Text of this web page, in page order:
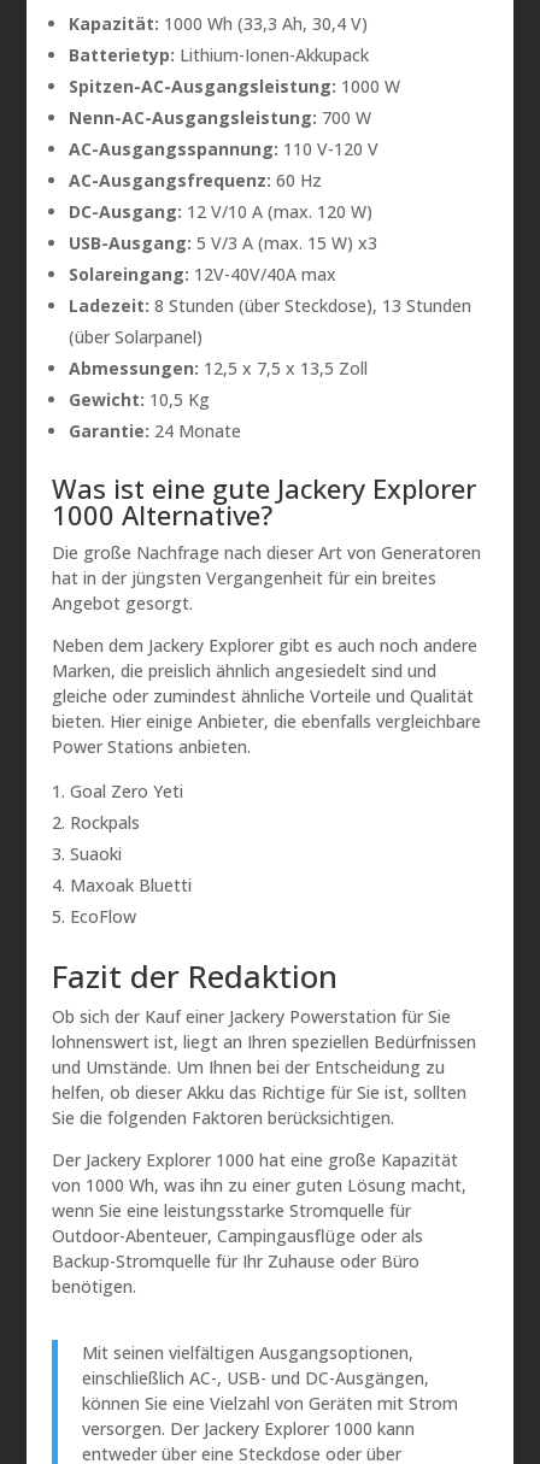
Kapazität: 1000 Wh (33,3 Ah, 30,4 V)
Batterietyp: Lithium-Ionen-Akkupack
Spitzen-AC-Ausgangsleistung: 1000 W
Nenn-AC-Ausgangsleistung: 700 W
AC-Ausgangsspannung: 110 V-120 V
AC-Ausgangsfrequenz: 60 Hz
DC-Ausgang: 12 V/10 A (max. 120 W)
USB-Ausgang: 5 V/3 A (max. 15 W) x3
Solareingang: 12V-40V/40A max
Ladezeit: 8 Stunden (über Steckdose), 13 Stunden
(über Solarpanel)
Abmessungen: 12,5 x 7,5 x 13,5 Zoll
Gewicht: 10,5 Kg
Garantie: 24 Monate
Was ist eine gute Jackery Explorer
1000 Alternative?
Die große Nachfrage nach dieser Art von Generatoren
hat in der jüngsten Vergangenheit für ein breites
Angebot gesorgt.
Neben dem Jackery Explorer gibt es auch noch andere
Marken, die preislich ähnlich angesiedelt sind und
gleiche oder zumindest ähnliche Vorteile und Qualität
bieten. Hier einige Anbieter, die ebenfalls vergleichbare
Power Stations anbieten.
Goal Zero Yeti
Rockpals
Suaoki
Maxoak Bluetti
EcoFlow
Fazit der Redaktion
Ob sich der Kauf einer Jackery Powerstation für Sie
lohnenswert ist, liegt an Ihren speziellen Bedürfnissen
und Umstände. Um Ihnen bei der Entscheidung zu
helfen, ob dieser Akku das Richtige für Sie ist, sollten
Sie die folgenden Faktoren berücksichtigen.
Der Jackery Explorer 1000 hat eine große Kapazität
von 1000 Wh, was ihn zu einer guten Lösung macht,
wenn Sie eine leistungsstarke Stromquelle für
Outdoor-Abenteuer, Campingausflüge oder als
Backup-Stromquelle für Ihr Zuhause oder Büro
benötigen.
Mit seinen vielfältigen Ausgangsoptionen,
einschließlich AC-, USB- und DC-Ausgängen,
können Sie eine Vielzahl von Geräten mit Strom
versorgen. Der Jackery Explorer 1000 kann
entweder über eine Steckdose oder über